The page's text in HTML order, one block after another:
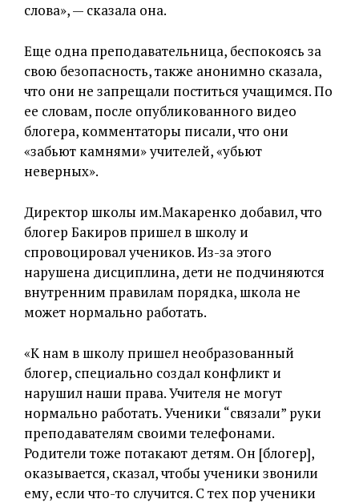
слова», — сказала она.
Еще одна преподавательница, беспокоясь за
свою безопасность, также анонимно сказала,
что они не запрещали поститься учащимся. По
ее словам, после опубликованного видео
блогера, комментаторы писали, что они
«забьют камнями» учителей, «убьют
неверных».
Директор школы им.Макаренко добавил, что
блогер Бакиров пришел в школу и
спровоцировал учеников. Из-за этого
нарушена дисциплина, дети не подчиняются
внутренним правилам порядка, школа не
может нормально работать.
«К нам в школу пришел необразованный
блогер, специально создал конфликт и
нарушил наши права. Учителя не могут
нормально работать. Ученики “связали” руки
преподавателям своими телефонами.
Родители тоже потакают детям. Он [блогер],
оказывается, сказал, чтобы ученики звонили
ему, если что-то случится. С тех пор ученики